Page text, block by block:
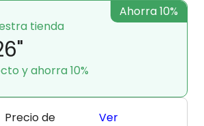
tienda
y ahorra 10%
Ahorra 10%
Precio de
Ver